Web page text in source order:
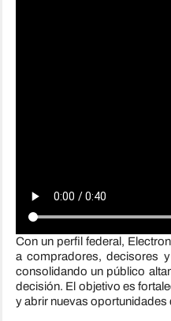
Con un perfil federal,
a compradores, decisores
consolidando un público
decisión. El objetivo es
y abrir nuevas oportunidades